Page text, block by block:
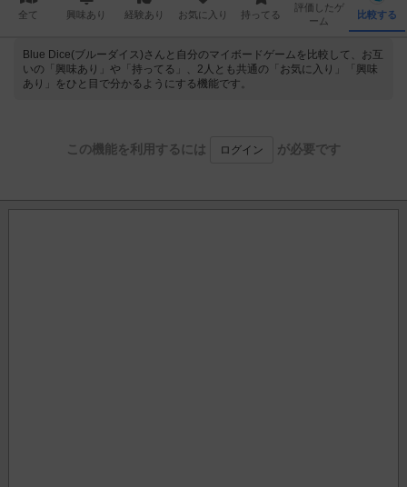
全て 興味あり 経験あり お気に入り 持ってる
評価したゲ
ーム
比較する
Blue Dice(ブルーダイス)さんと自分のマイボードゲームを比較して、お互
いの「興味あり」や「持ってる」、2人とも共通の「お気に入り」「興味
あり」をひと目で分かるようにする機能です。
この機能を利用するには ログイン が必要です